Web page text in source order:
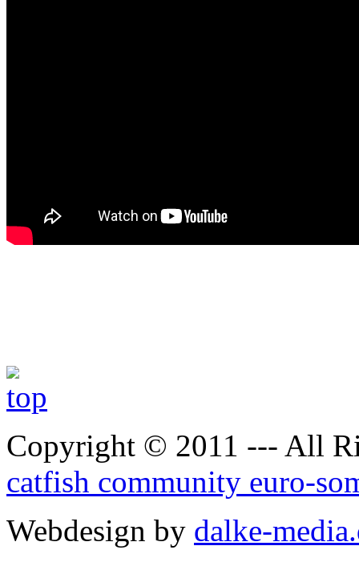
Copyright © 2011 --- All
catfish community euro-
Webdesign by dalke-